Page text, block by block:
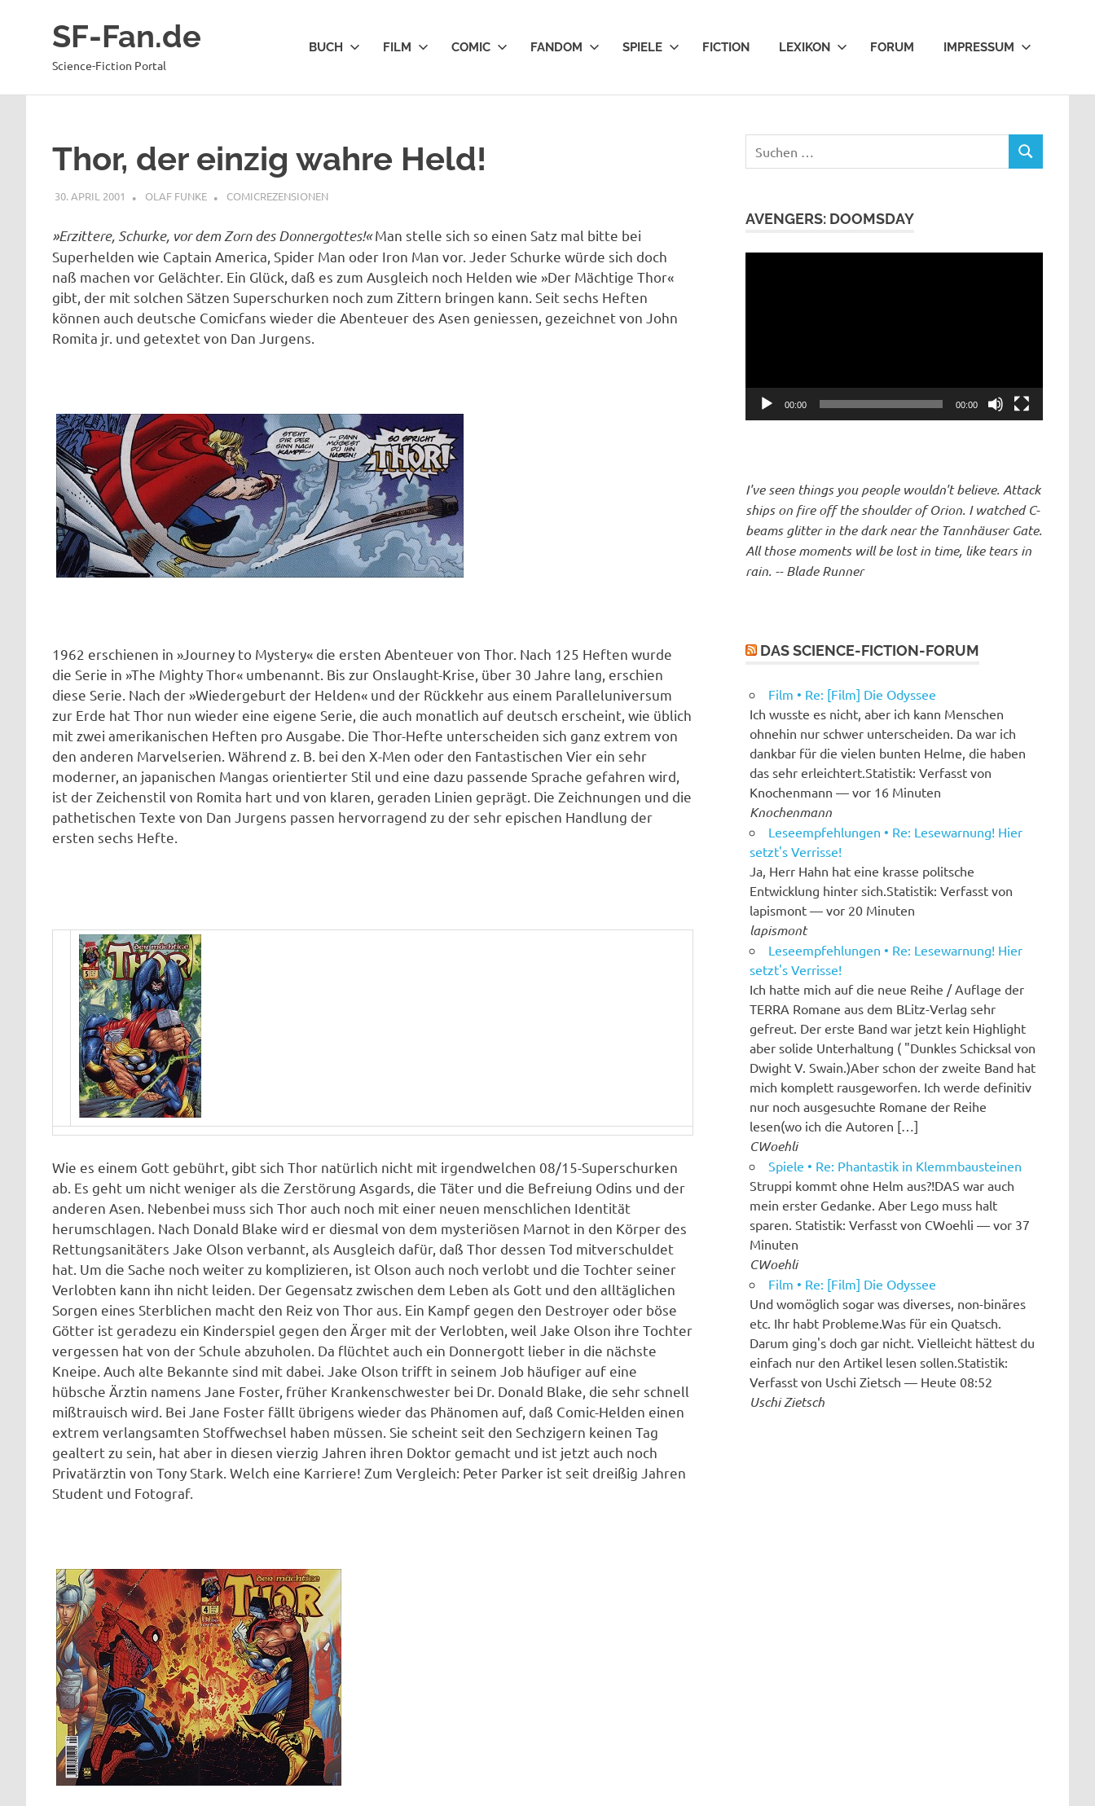
SF-Fan.de
Science-Fiction Portal
BUCH FILM COMIC FANDOM SPIELE FICTION LEXIKON FORUM IMPRESSUM
Thor, der einzig wahre Held!
30. APRIL 2001 OLAF FUNKE COMICREZENSIONEN
»Erzittere, Schurke, vor dem Zorn des Donnergottes!«Man stelle sich so einen Satz mal bitte bei
Superhelden wie Captain America, Spider Man oder Iron Man vor. Jeder Schurke würde sich doch
naß machen vor Gelächter. Ein Glück, daß es zum Ausgleich noch Helden wie »Der Mächtige Thor«
gibt, der mit solchen Sätzen Superschurken noch zum Zittern bringen kann. Seit sechs Heften
können auch deutsche Comicfans wieder die Abenteuer des Asen geniessen, gezeichnet von John
Romita jr. und getextet von Dan Jurgens.
1962 erschienen in »Journey to Mystery« die ersten Abenteuer von Thor. Nach 125 Heften wurde
die Serie in »The Mighty Thor« umbenannt. Bis zur Onslaught-Krise, über 30 Jahre lang, erschien
diese Serie. Nach der »Wiedergeburt der Helden« und der Rückkehr aus einem Paralleluniversum
zur Erde hat Thor nun wieder eine eigene Serie, die auch monatlich auf deutsch erscheint, wie üblich
mit zwei amerikanischen Heften pro Ausgabe. Die Thor-Hefte unterscheiden sich ganz extrem von
den anderen Marvelserien. Während z. B. bei den X-Men oder den Fantastischen Vier ein sehr
moderner, an japanischen Mangas orientierter Stil und eine dazu passende Sprache gefahren wird,
ist der Zeichenstil von Romita hart und von klaren, geraden Linien geprägt. Die Zeichnungen und die
pathetischen Texte von Dan Jurgens passen hervorragend zu der sehr epischen Handlung der
ersten sechs Hefte.
Wie es einem Gott gebührt, gibt sich Thor natürlich nicht mit irgendwelchen 08/15-Superschurken
ab. Es geht um nicht weniger als die Zerstörung Asgards, die Täter und die Befreiung Odins und der
anderen Asen. Nebenbei muss sich Thor auch noch mit einer neuen menschlichen Identität
herumschlagen. Nach Donald Blake wird er diesmal von dem mysteriösen Marnot in den Körper des
Rettungsanitäters Jake Olson verbannt, als Ausgleich dafür, daß Thor dessen Tod mitverschuldet
hat. Um die Sache noch weiter zu komplizieren, ist Olson auch noch verlobt und die Tochter seiner
Verlobten kann ihn nicht leiden. Der Gegensatz zwischen dem Leben als Gott und den alltäglichen
Sorgen eines Sterblichen macht den Reiz von Thor aus. Ein Kampf gegen den Destroyer oder böse
Götter ist geradezu ein Kinderspiel gegen den Ärger mit der Verlobten, weil Jake Olson ihre Tochter
vergessen hat von der Schule abzuholen. Da flüchtet auch ein Donnergott lieber in die nächste
Kneipe. Auch alte Bekannte sind mit dabei. Jake Olson trifft in seinem Job häufiger auf eine
hübsche Ärztin namens Jane Foster, früher Krankenschwester bei Dr. Donald Blake, die sehr schnell
mißtrauisch wird. Bei Jane Foster fällt übrigens wieder das Phänomen auf, daß Comic-Helden einen
extrem verlangsamten Stoffwechsel haben müssen. Sie scheint seit den Sechzigern keinen Tag
gealtert zu sein, hat aber in diesen vierzig Jahren ihren Doktor gemacht und ist jetzt auch noch
Privatärztin von Tony Stark. Welch eine Karriere! Zum Vergleich: Peter Parker ist seit dreißig Jahren
Student und Fotograf.
nach:
SUCHEN
AVENGERS: DOOMSDAY
00:00 00:00
I've seen things you people wouldn't believe. Attack
ships on fire off the shoulder of Orion. I watched C-
beams glitter in the dark near the Tannhäuser Gate.
All those moments will be lost in time, like tears in
rain. -- Blade Runner
DAS SCIENCE-FICTION-FORUM
Film • Re: [Film] Die Odyssee
Ich wusste es nicht, aber ich kann Menschen
ohnehin nur schwer unterscheiden. Da war ich
dankbar für die vielen bunten Helme, die haben
das sehr erleichtert.Statistik: Verfasst von
Knochenmann — vor 16 Minuten
Knochenmann
Leseempfehlungen • Re: Lesewarnung! Hier
setzt's Verrisse!
Ja, Herr Hahn hat eine krasse politsche
Entwicklung hinter sich.Statistik: Verfasst von
lapismont — vor 20 Minuten
lapismont
Leseempfehlungen • Re: Lesewarnung! Hier
setzt's Verrisse!
Ich hatte mich auf die neue Reihe / Auflage der
TERRA Romane aus dem BLitz-Verlag sehr
gefreut. Der erste Band war jetzt kein Highlight
aber solide Unterhaltung ( "Dunkles Schicksal von
Dwight V. Swain.)Aber schon der zweite Band hat
mich komplett rausgeworfen. Ich werde definitiv
nur noch ausgesuchte Romane der Reihe
lesen(wo ich die Autoren […]
CWoehli
Spiele • Re: Phantastik in Klemmbausteinen
Struppi kommt ohne Helm aus?!DAS war auch
mein erster Gedanke. Aber Lego muss halt
sparen. Statistik: Verfasst von CWoehli — vor 37
Minuten
CWoehli
Film • Re: [Film] Die Odyssee
Und womöglich sogar was diverses, non-binäres
etc. Ihr habt Probleme.Was für ein Quatsch.
Darum ging's doch gar nicht. Vielleicht hättest du
einfach nur den Artikel lesen sollen.Statistik:
Verfasst von Uschi Zietsch — Heute 08:52
Uschi Zietsch